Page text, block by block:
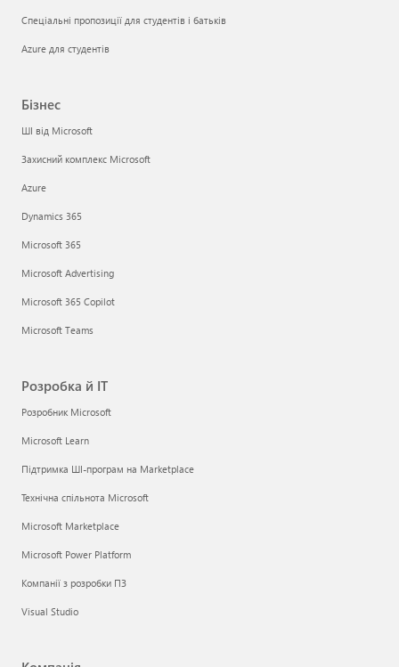
Спеціальні пропозиції для студентів і батьків
Azure для студентів
Бізнес
ШІ від Microsoft
Захисний комплекс Microsoft
Azure
Dynamics 365
Microsoft 365
Microsoft Advertising
Microsoft 365 Copilot
Microsoft Teams
Розробка й ІТ
Розробник Microsoft
Microsoft Learn
Підтримка ШІ-програм на Marketplace
Технічна спільнота Microsoft
Microsoft Marketplace
Microsoft Power Platform
Компанії з розробки ПЗ
Visual Studio